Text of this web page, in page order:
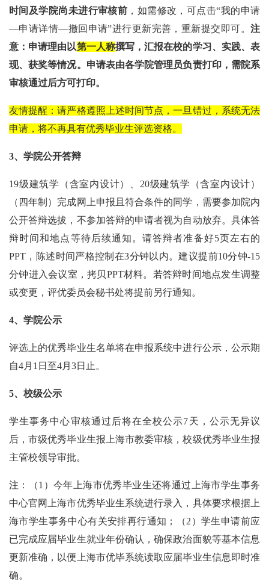
时间及学院尚未进行审核前 ，如需修改，可点击“我的申请
—申请详情—撤回申请”进行更新完善，重新提交即可。 注
意：申请理由以第一人称撰写，汇报在校的学习、实践、表
现、获奖等情况。申请表由各学院管理员负责打印，需院系
审核通过后方可打印。
友情提醒：请严格遵照上述时间节点，一旦错过，系统无法
申请，将不再具有优秀毕业生评选资格。
3、学院公开答辩
19级建筑学（含室内设计）、 20级建筑学（含室内设计）
（四年制）完成网上申报且符合条件的同学，需要参加院内
公开答辩选拔，不参加答辩的申请者视为自动放弃。具体答
辩时间和地点等待后续通知。请答辩者准备好5页左右的
PPT ，陈述时间严格控制在3分钟以内。建议提前10分钟-15
分钟进入会议室，拷贝PPT材料。若答辩时间地点发生调整
或变更，评优委员会秘书处将提前另行通知。
4、学院公示
评选上的优秀毕业生名单将在申报系统中进行公示，公示期
自4月 1 日至4月 3日止。
5、校级公示
学生事务中心审核通过后将在全校公示7天，公示无异议
后，市级优秀毕业生报上海市教委审核，校级优秀毕业生报
主管校领导审批。
注：（1 ）今年上海市优秀毕业生还将通过上海市学生事务
中心官网上海市优秀毕业生系统进行录入，具体要求根据上
海市学生事务中心有关安排再行通知；（2 ）学生申请前应
已完成应届毕业生就业年份确认，确保政治面貌等基本信息
更新准确，以便上海市优毕系统读取应届毕业生信息即时准
确。